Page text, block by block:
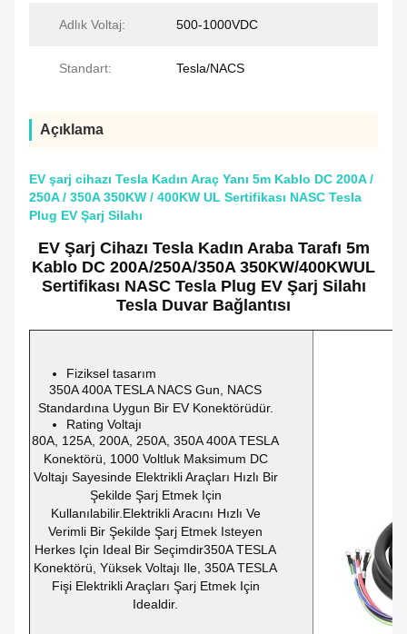
Adlık Voltaj: 500-1000VDC
Standart: Tesla/NACS
Açıklama
EV şarj cihazı Tesla Kadın Araç Yanı 5m Kablo DC 200A /
250A / 350A 350KW / 400KW UL Sertifikası NASC Tesla
Plug EV Şarj Silahı
EV Şarj Cihazı Tesla Kadın Araba Tarafı 5m
Kablo DC 200A/250A/350A 350KW/400KWUL
Sertifikası NASC Tesla Plug EV Şarj Silahı
Tesla Duvar Bağlantısı
Fiziksel tasarım
350A 400A TESLA NACS Gun, NACS
Standardına Uygun Bir EV Konektörüdür.
Rating Voltajı
80A, 125A, 200A, 250A, 350A 400A TESLA
Konektörü, 1000 Voltluk Maksimum DC
Voltajı Sayesinde Elektrikli Araçları Hızlı Bir
Şekilde Şarj Etmek Için
Kullanılabilir.Elektrikli Aracını Hızlı Ve
Verimli Bir Şekilde Şarj Etmek Isteyen
Herkes Için Ideal Bir Seçimdir350A TESLA
Konektörü, Yüksek Voltajı Ile, 350A TESLA
Fişi Elektrikli Araçları Şarj Etmek Için
Idealdir.